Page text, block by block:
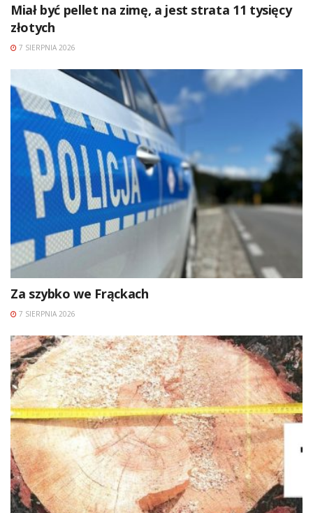
Miał być pellet na zimę, a jest strata 11 tysięcy
złotych
7 SIERPNIA 2026
Za szybko we Frąckach
7 SIERPNIA 2026